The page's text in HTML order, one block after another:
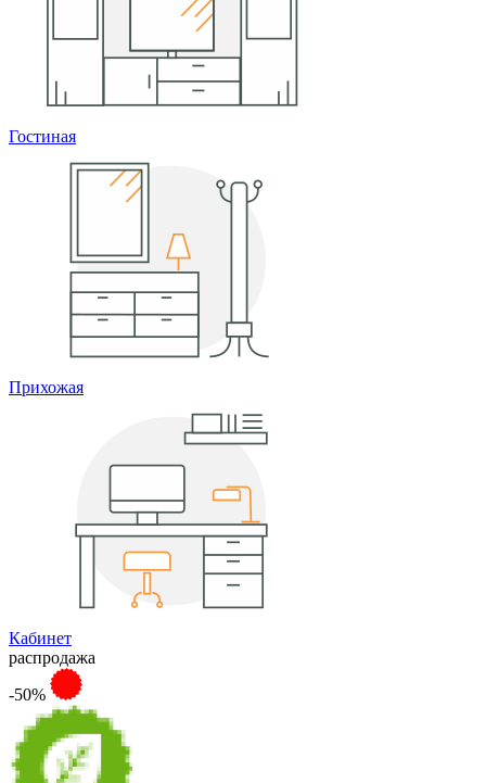
Гостиная
Прихожая
Кабинет
распродажа
-50%